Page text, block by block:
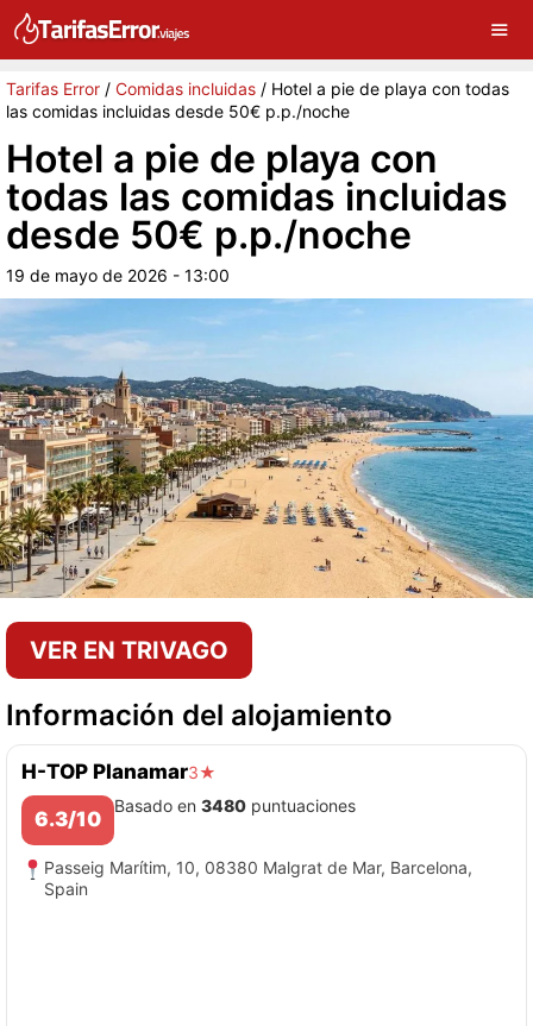
Tarifas Error / Comidas incluidas / Hotel a pie de playa con todas
las comidas incluidas desde 50€ p.p./noche
Hotel a pie de playa con
todas las comidas incluidas
desde 50€ p.p./noche
19 de mayo de 2026 - 13:00
VER EN TRIVAGO
Información del alojamiento
H-TOP Planamar3★
6.3/10
Basado en 3480 puntuaciones
Passeig Marítim, 10, 08380 Malgrat de Mar, Barcelona,
Spain
G Sigue a Tarifas Error en Google ×